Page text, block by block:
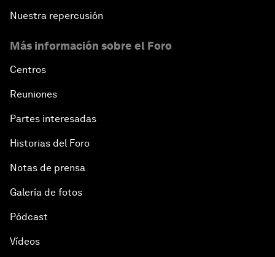
Nuestra repercusión
Más información sobre el Foro
Centros
Reuniones
Partes interesadas
Historias del Foro
Notas de prensa
Galería de fotos
Pódcast
Vídeos